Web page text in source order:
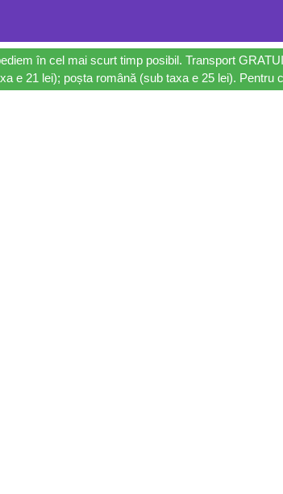
în cel mai scurt timp posibil. Transport
e 21 lei); poșta română (sub taxa e 25 lei).